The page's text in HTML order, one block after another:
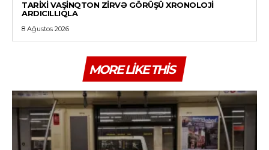
TARIXI VAŞINQTON ZIRVƏ GÖRÜŞÜ XRONOLOJI
ARDICILLIQLA
8 Ağustos 2026
MORE LIKE THIS